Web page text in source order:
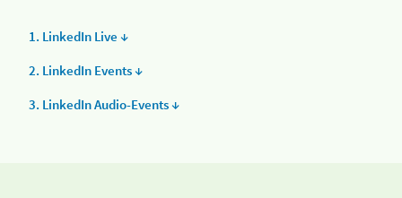
1. LinkedIn Live ↓
2. LinkedIn Events ↓
3. LinkedIn Audio-Events ↓